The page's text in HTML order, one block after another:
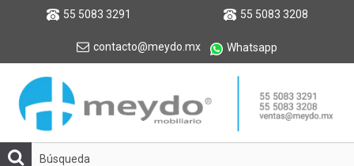
55 5083 3291 55 5083 3208
contacto@meydo.mx Whatsapp